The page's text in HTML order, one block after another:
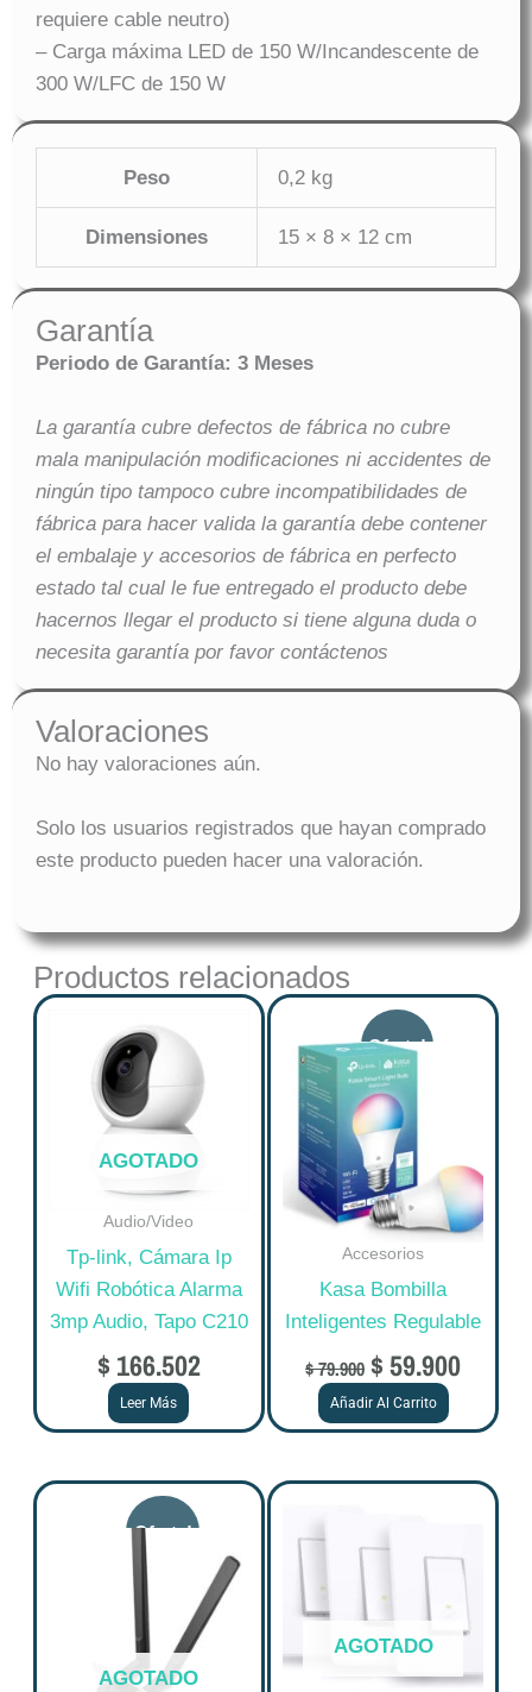
requiere cable neutro)
– Carga máxima LED de 150 W/Incandescente de
300 W/LFC de 150 W
Peso 0,2 kg
Dimensiones 15 × 8 × 12 cm
Garantía
Periodo de Garantía: 3 Meses
La garantía cubre defectos de fábrica no cubre
mala manipulación modificaciones ni accidentes de
ningún tipo tampoco cubre incompatibilidades de
fábrica para hacer valida la garantía debe contener
el embalaje y accesorios de fábrica en perfecto
estado tal cual le fue entregado el producto debe
hacernos llegar el producto si tiene alguna duda o
necesita garantía por favor contáctenos
Valoraciones
No hay valoraciones aún.
Solo los usuarios registrados que hayan comprado
este producto pueden hacer una valoración.
Productos relacionados
AGOTADO
Audio/Video
Tp-link, Cámara Ip
Wifi Robótica Alarma
3mp Audio, Tapo C210
$ 166.502
Leer Más
Accesorios
Kasa Bombilla
Inteligentes Regulable
$79.900
Original
price
was:
$ 79.900.
$59.900
Añadir Al Carrito
AGOTADO
Original
price
was:
$ 225.544.
Current
is:
$ 180.435.
AGOTADO